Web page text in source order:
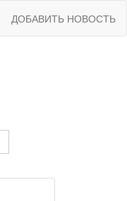
ДОБАВИТЬ НОВОСТЬ